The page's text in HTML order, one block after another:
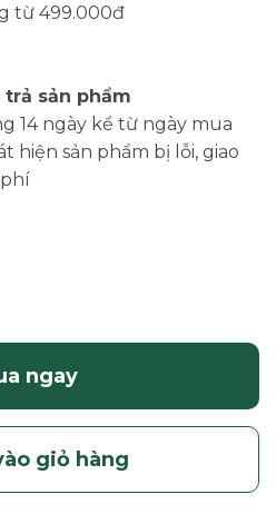
từ 499.000đ
trả sản phẩm
14 ngày kể từ ngày mua
hiện sản phẩm bị lỗi, giao
ngay
giỏ hàng